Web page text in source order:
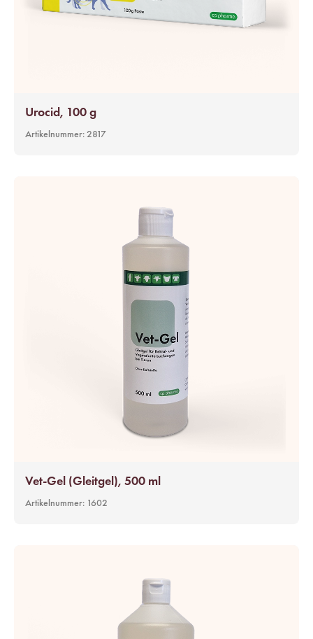
Urocid, 100 g
Artikelnummer: 2817
Vet-Gel (Gleitgel), 500 ml
Artikelnummer: 1602